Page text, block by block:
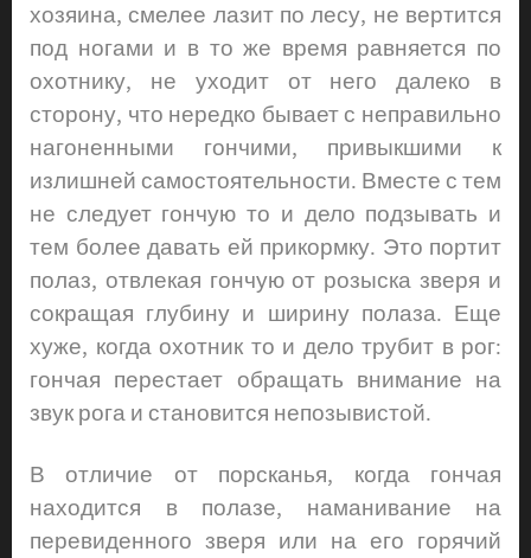
хозяина, смелее лазит по лесу, не вертится
под ногами и в то же время равняется по
охотнику, не уходит от него далеко в
сторону, что нередко бывает с неправильно
нагоненными гончими, привыкшими к
излишней самостоятельности. Вместе с тем
не следует гончую то и дело подзывать и
тем более давать ей прикормку. Это портит
полаз, отвлекая гончую от розыска зверя и
сокращая глубину и ширину полаза. Еще
хуже, когда охотник то и дело трубит в рог:
гончая перестает обращать внимание на
звук рога и становится непозывистой.
В отличие от порсканья, когда гончая
находится в полазе, наманивание на
перевиденного зверя или на его горячий